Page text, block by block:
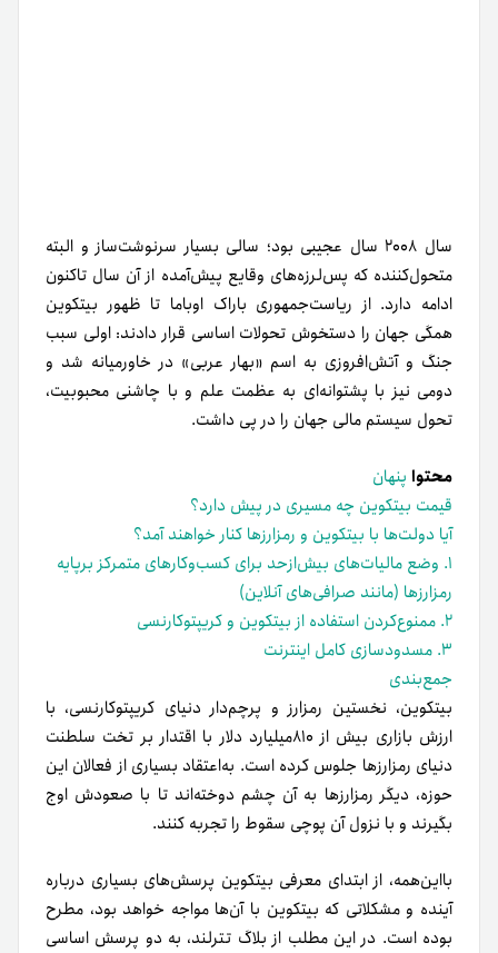
سال ۲۰۰۸ سال عجیبی بود؛ سالی بسیار سرنوشت‌ساز و البته
متحول‌کننده که پس‌لرزه‌های وقایع پیش‌آمده از آن سال تاکنون
ادامه دارد. از ریاست‌جمهوری باراک اوباما تا ظهور بیتکوین
همگی جهان را دستخوش تحولات اساسی قرار دادند: اولی سبب
جنگ و آتش‌افروزی به اسم «بهار عربی» در خاورمیانه شد و
دومی نیز با پشتوانه‌ای به عظمت علم و با چاشنی محبوبیت،
تحول سیستم مالی جهان را در پی داشت.
محتوا پنهان
قیمت بیتکوین چه مسیری در پیش دارد؟
آیا دولت‌ها با بیتکوین و رمزارزها کنار خواهند آمد؟
۱. وضع مالیات‌های بیش‌ازحد برای کسب‌وکارهای متمرکز برپایه
رمزارزها (مانند صرافی‌های آنلاین)
۲. ممنوع‌کردن استفاده از بیتکوین و کریپتوکارنسی
۳. مسدودسازی کامل اینترنت
جمع‌بندی
بیتکوین، نخستین رمزارز و پرچم‌دار دنیای کریپتوکارنسی، با
ارزش بازاری بیش از ۸۱۰میلیارد دلار با اقتدار بر تخت سلطنت
دنیای رمزارزها جلوس کرده است. به‌اعتقاد بسیاری از فعالان این
حوزه، دیگر رمزارزها به آن چشم دوخته‌اند تا با صعودش اوج
بگیرند و با نزول آن پوچی سقوط را تجربه کنند.
بااین‌همه، از ابتدای معرفی بیتکوین پرسش‌های بسیاری درباره‌
آینده و مشکلاتی که بیتکوین با آن‌ها مواجه خواهد بود، مطرح
بوده است. در این مطلب از بلاگ تترلند، به دو پرسش اساسی